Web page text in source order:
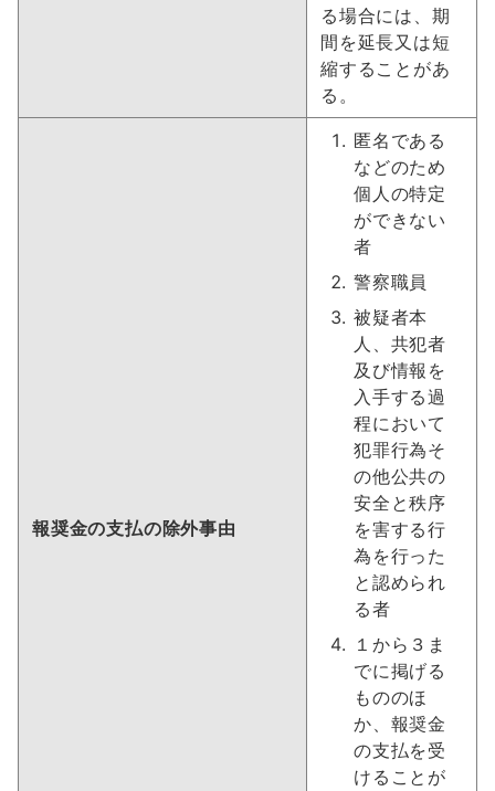
る場合には、期
間を延長又は短
縮することがあ
る。
報奨金の支払の除外事由
匿名である
などのため
個人の特定
ができない
者
警察職員
被疑者本
人、共犯者
及び情報を
入手する過
程において
犯罪行為そ
の他公共の
安全と秩序
を害する行
為を行った
と認められ
る者
１から３ま
でに掲げる
もののほ
か、報奨金
の支払を受
けることが